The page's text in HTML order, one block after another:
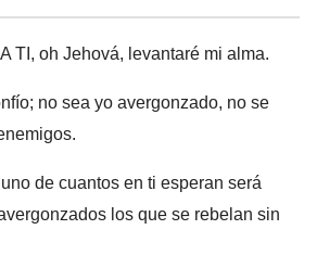
TI, oh Jehová, levantaré mi alma.
no sea yo avergonzado, no se
de cuantos en ti esperan será
los que se rebelan sin